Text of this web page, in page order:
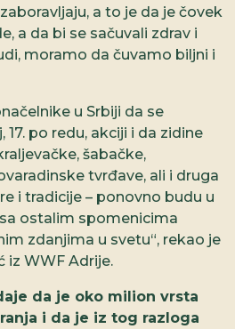
a to je da je čovek
a da bi se sačuvali zdrav i
moramo da čuvamo biljni i
u Srbiji da se
po redu, akciji i da zidine
šabačke,
tvrđave, ali i druga
i tradicije – ponovno budu u
ostalim spomenicima
zdanjima u svetu“, rekao je
iz WWF Adrije.
da je oko milion vrsta
i da je iz tog razloga